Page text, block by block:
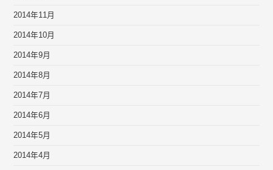
2014年11月
2014年10月
2014年9月
2014年8月
2014年7月
2014年6月
2014年5月
2014年4月